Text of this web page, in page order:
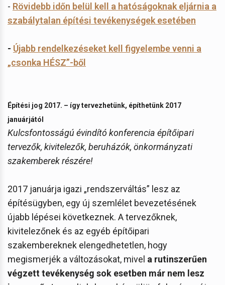
- Rövidebb időn belül kell a hatóságoknak eljárnia a
szabálytalan építési tevékenységek esetében
- Újabb rendelkezéseket kell figyelembe venni a
„csonka HÉSZ”-ből
Építési jog 2017. – így tervezhetünk, építhetünk 2017
januárjától
Kulcsfontosságú évindító konferencia építőipari
tervezők, kivitelezők, beruházók, önkormányzati
szakemberek részére!
2017 januárja igazi „rendszerváltás” lesz az
építésügyben, egy új szemlélet bevezetésének
újabb lépései következnek. A tervezőknek,
kivitelezőnek és az egyéb építőipari
szakembereknek elengedhetetlen, hogy
megismerjék a változásokat, mivel a rutinszerűen
végzett tevékenység sok esetben már nem lesz